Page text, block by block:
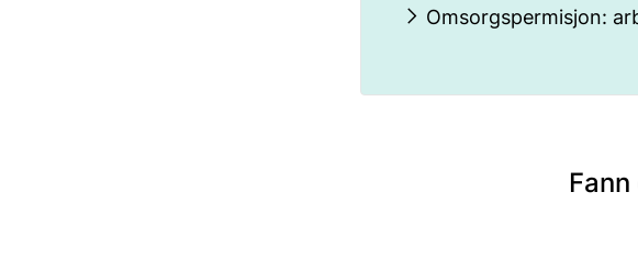
Omsorgspermisjon: